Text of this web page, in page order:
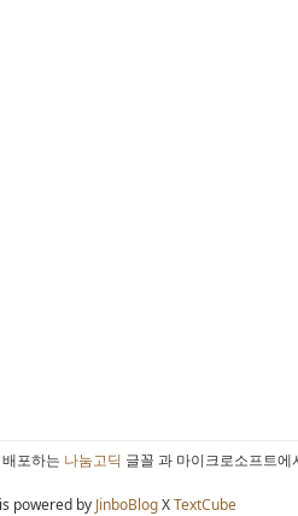
포하는 나눔고딕 글꼴 과 마이크로소프트
powered by JinboBlogXTextCube